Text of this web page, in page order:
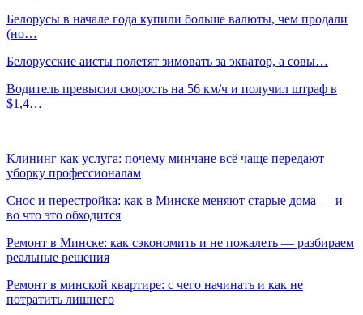
Белорусы в начале года купили больше валюты, чем продали
(но…
Белорусские аисты полетят зимовать за экватор, а совы…
Водитель превысил скорость на 56 км/ч и получил штраф в
$1,4…
Клининг как услуга: почему минчане всё чаще передают
уборку профессионалам
Снос и перестройка: как в Минске меняют старые дома — и
во что это обходится
Ремонт в Минске: как сэкономить и не пожалеть — разбираем
реальные решения
Ремонт в минской квартире: с чего начинать и как не
потратить лишнего